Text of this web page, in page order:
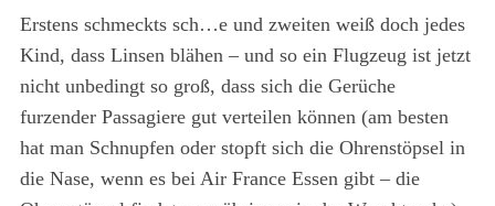
Erstens schmeckts sch…e und zweiten weiß doch jedes
Kind, dass Linsen blähen – und so ein Flugzeug ist jetzt
nicht unbedingt so groß, dass sich die Gerüche
furzender Passagiere gut verteilen können (am besten
hat man Schnupfen oder stopft sich die Ohrenstöpsel in
die Nase, wenn es bei Air France Essen gibt – die